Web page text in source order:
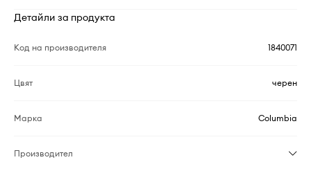
Детайли за продукта
Код на производителя 1840071
Цвят черен
Марка Columbia
Производител